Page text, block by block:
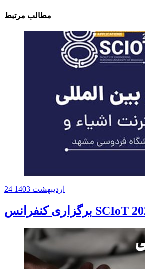
مطالب مرتبط
24 اردیبهشت 1403